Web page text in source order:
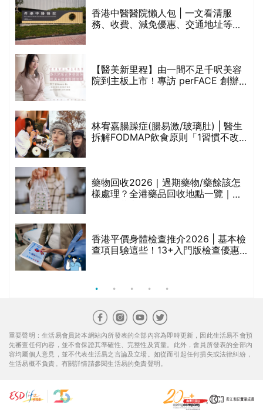
香港中醫醫院懶人包 | 一文看清服
務、收費、減免優惠、交通地址等
【醫美新里程】由一間不足千呎美容
院到主板上市！專訪 perFACE 創辦
林宥嘉腸躁症(腸易激/玻璃肚) | 醫生
拆解FODMAP飲食原則「1習慣不改
藥物回收2026｜過期藥物/藥餘該怎
樣處理？全港藥品回收地點一覽｜屈
香港平價身體檢查推介2026 | 基本檢
查項目驗這些！13+入門版檢查優惠
重要聲明：生活易會員於本網站內所發表的全部內容為即時更新，因此生活易不會預
先審查任何內容，並不會保證其準確性、完整性及質量。此外，會員所發表的全部內
容均屬個人意見，並不代表生活易之言論及立場。如從而引起任何損失或法律糾紛，
生活易概不負責。有關詳情請參閱生活易的免責聲明。